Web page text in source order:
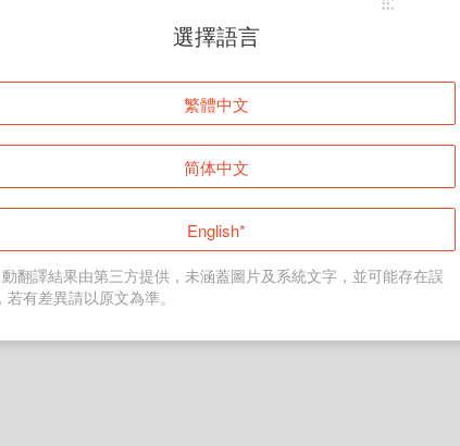
頁面無法顯示
登入
返回首頁
選擇語言
繁體中文
简体中文
English*
翻譯結果由第三方提供，未涵蓋圖片及系統文字，並可能存在誤
若有差異請以原文為準。